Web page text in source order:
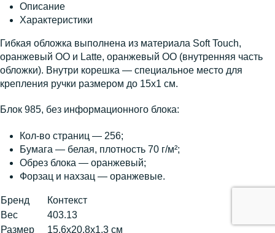
Описание
Характеристики
Гибкая обложка выполнена из материала Soft Touch,
оранжевый OO и Latte, оранжевый OO (внутренняя часть
обложки). Внутри корешка — специальное место для
крепления ручки размером до 15х1 см.
Блок 985, без информационного блока:
Кол-во страниц — 256;
Бумага — белая, плотность 70 г/м²;
Обрез блока — оранжевый;
Форзац и нахзац — оранжевые.
Бренд
Контекст
Вес
403.13
Размер
15,6х20,8х1,3 см